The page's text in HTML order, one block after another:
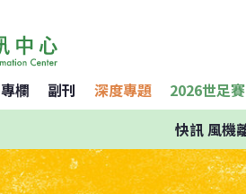
專欄 副刊 深度專題 2026世足賽
快訊風機